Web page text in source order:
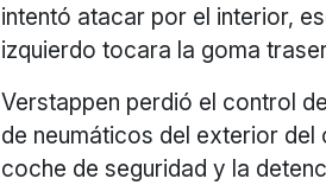
intentó atacar por el interior,
izquierdo tocara la goma
Verstappen perdió el control
de neumáticos del exterior del
coche de seguridad y la